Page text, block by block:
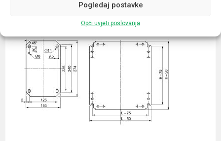
Pogledaj postavke
Opći uvjeti poslovanja